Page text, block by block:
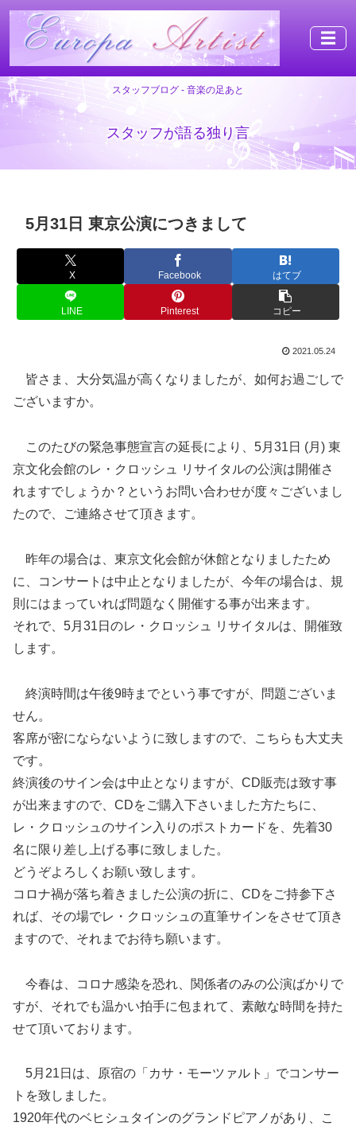
☰
スタッフブログ - 音楽の足あと
スタッフが語る独り言
5月31日 東京公演につきまして
X Facebook はてブ
LINE Pinterest コピー
2021.05.24
皆さま、大分気温が高くなりましたが、如何お過ごしで
ございますか。
このたびの緊急事態宣言の延長により、5月31日 (月) 東
京文化会館のレ・クロッシュ リサイタルの公演は開催さ
れますでしょうか？というお問い合わせが度々ございまし
たので、ご連絡させて頂きます。
昨年の場合は、東京文化会館が休館となりましたため
に、コンサートは中止となりましたが、今年の場合は、規
則にはまっていれば問題なく開催する事が出来ます。
それで、5月31日のレ・クロッシュ リサイタルは、開催致
します。
終演時間は午後9時までという事ですが、問題ございま
せん。
客席が密にならないように致しますので、こちらも大丈夫
です。
終演後のサイン会は中止となりますが、CD販売は致す事
が出来ますので、CDをご購入下さいました方たちに、
レ・クロッシュのサイン入りのポストカードを、先着30
名に限り差し上げる事に致しました。
どうぞよろしくお願い致します。
コロナ禍が落ち着きました公演の折に、CDをご持参下さ
れば、その場でレ・クロッシュの直筆サインをさせて頂き
ますので、それまでお待ち願います。
今春は、コロナ感染を恐れ、関係者のみの公演ばかりで
すが、それでも温かい拍手に包まれて、素敵な時間を持た
せて頂いております。
5月21日は、原宿の「カサ・モーツァルト」でコンサー
トを致しました。
1920年代のベヒシュタインのグランドピアノがあり、こ